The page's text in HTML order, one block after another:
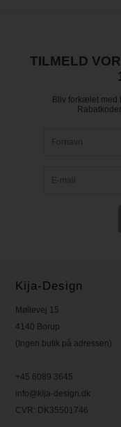
TILMELD
Bliv forkælet med
Kija-Design
Møllevej 15
4140 Borup
(Ingen butik på adressen)
+45 6089 3645
info@kija-design.dk
CVR: DK35501746